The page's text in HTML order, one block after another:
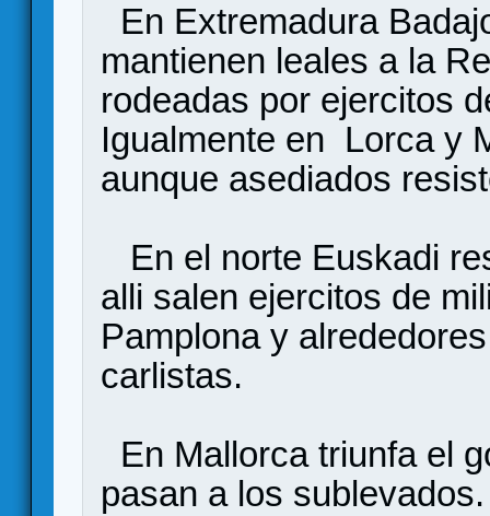
En Extremadura
mantienen leales a la
rodeadas por ejercitos
Igualmente en Lorca y
aunque asediados
En el norte Euskadi
alli salen ejercitos de
Pamplona y
carlistas.
En Mallorca triunfa el
pasan a los sublevados.